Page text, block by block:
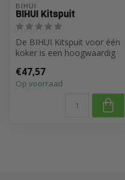
BIHUI
BIHUI Kitspuit
De BIHUI Kitspuit voor één
koker is een hoogwaardig
dat...
€47,57
Op voorraad